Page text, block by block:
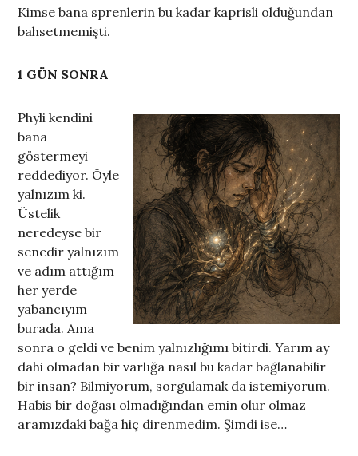
Kimse bana sprenlerin bu kadar kaprisli olduğundan
bahsetmemişti.
1 GÜN SONRA
Phyli kendini
bana
göstermeyi
reddediyor. Öyle
yalnızım ki.
Üstelik
neredeyse bir
senedir yalnızım
ve adım attığım
her yerde
yabancıyım
burada. Ama
sonra o geldi ve benim yalnızlığımı bitirdi. Yarım ay
dahi olmadan bir varlığa nasıl bu kadar bağlanabilir
bir insan? Bilmiyorum, sorgulamak da istemiyorum.
Habis bir doğası olmadığından emin olur olmaz
aramızdaki bağa hiç direnmedim. Şimdi ise…